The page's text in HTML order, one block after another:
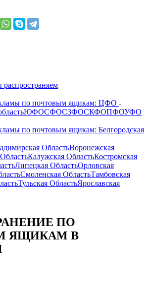
по почтовым ящикам: ЦФО
ЮФОСФОСЗФОСКФОПФОУФО
по почтовым ящикам: Белгородская
ОбластьВоронежская
Калужская ОбластьКостромская
Липецкая ОбластьОрловская
Смоленская ОбластьТамбовская
Тульская ОбластьЯрославская
ПО
ЯЩИКАМ В